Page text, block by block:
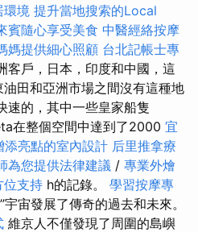
環境 提升當地搜索的Local
賓隨心享受美食 中醫經絡按摩
媽提供細心照顧 台北記帳士專
客戶，日本，印度和中國，這
田和亞洲市場之間沒有這種地
速的，其中一些皇家船隻
在整個空間中達到了2000 宜
添亮點的室內設計 后里推拿療
為您提供法律建議 / 專業外燴
位支持 h的記錄。 學習按摩專
宇宙發展了傳奇的過去和未來。
維京人不僅發現了周圍的島嶼